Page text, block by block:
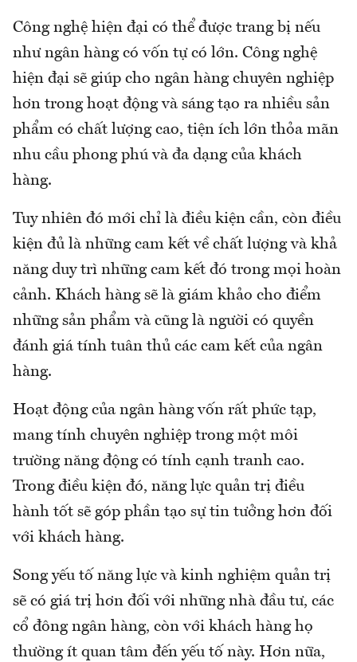
Công nghệ hiện đại có thể được trang bị nếu
như ngân hàng có vốn tự có lớn. Công nghệ
hiện đại sẽ giúp cho ngân hàng chuyên nghiệp
hơn trong hoạt động và sáng tạo ra nhiều sản
phẩm có chất lượng cao, tiện ích lớn thỏa mãn
nhu cầu phong phú và đa dạng của khách
hàng.
Tuy nhiên đó mới chỉ là điều kiện cần, còn điều
kiện đủ là những cam kết về chất lượng và khả
năng duy trì những cam kết đó trong mọi hoàn
cảnh. Khách hàng sẽ là giám khảo cho điểm
những sản phẩm và cũng là người có quyền
đánh giá tính tuân thủ các cam kết của ngân
hàng.
Hoạt động của ngân hàng vốn rất phức tạp,
mang tính chuyên nghiệp trong một môi
trường năng động có tính cạnh tranh cao.
Trong điều kiện đó, năng lực quản trị điều
hành tốt sẽ góp phần tạo sự tin tưởng hơn đối
với khách hàng.
Song yếu tố năng lực và kinh nghiệm quản trị
sẽ có giá trị hơn đối với những nhà đầu tư, các
cổ đông ngân hàng, còn với khách hàng họ
thường ít quan tâm đến yếu tố này. Hơn nữa,